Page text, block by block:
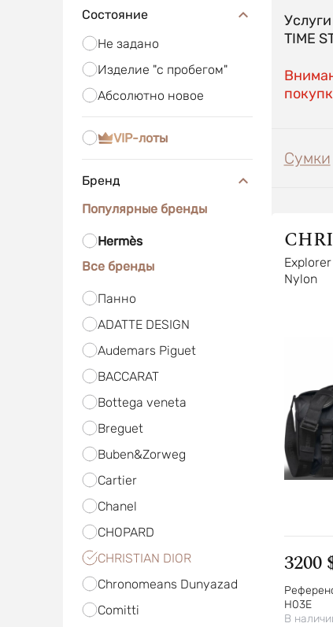
Состояние
Не задано
Изделие "с пробегом"
Абсолютно новое
VIP-лоты
Бренд
Популярные бренды
Hermès
Все бренды
Панно
ADATTE DESIGN
Audemars Piguet
BACCARAT
Bottega veneta
Breguet
Buben&Zorweg
Cartier
Chanel
CHOPARD
CHRISTIAN DIOR
Chronomeans Dunyazad
Comitti
TIME
Сумки
DIOR
Nylon
3200
H03E
В